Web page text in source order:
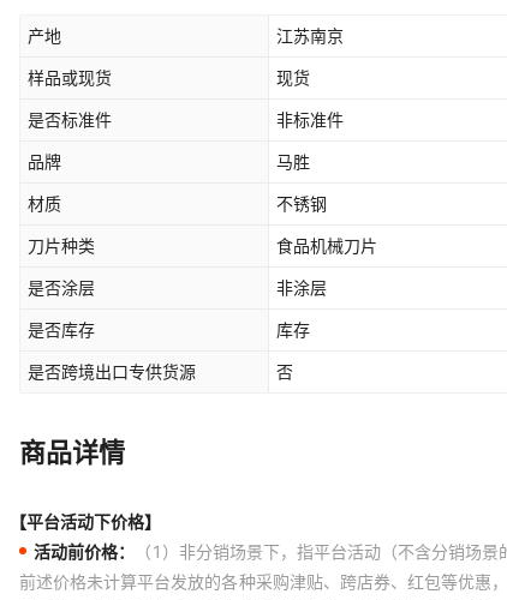
产地 江苏南京
样品或现货 现货
是否标准件 非标准件
品牌 马胜
材质 不锈钢
刀片种类 食品机械刀片
是否涂层 非涂层
是否库存 库存
是否跨境出口专供货源 否
商品详情
【平台活动下价格】
活动前价格：
（1）非分销场景下，指平台活动（不含分销场
前述价格未计算平台发放的各种采购津贴、跨店券、红包等优惠